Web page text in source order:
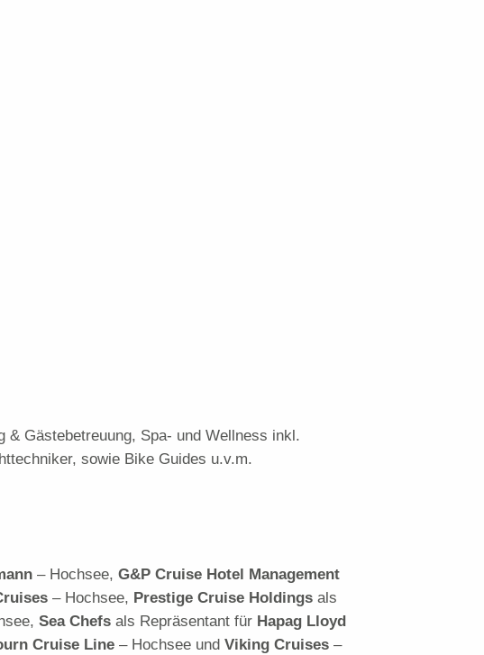
& Gästebetreuung, Spa- und Wellness inkl.
sowie Bike Guides u.v.m.
– Hochsee, G&P Cruise Hotel Management
– Hochsee, Prestige Cruise Holdings als
Sea Chefs als Repräsentant für Hapag Lloyd
Cruise Line – Hochsee und Viking Cruises –